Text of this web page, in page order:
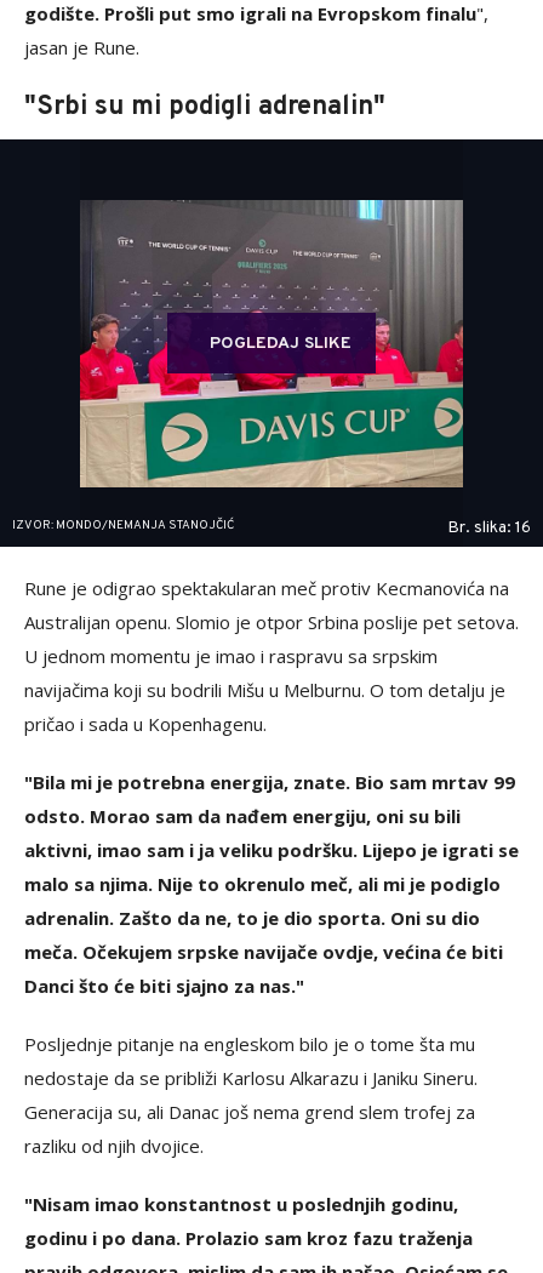
godište. Prošli put smo igrali na Evropskom finalu",
jasan je Rune.
"Srbi su mi podigli adrenalin"
POGLEDAJ SLIKE
IZVOR: MONDO/NEMANJA STANOJČIĆ Br. slika: 16
Rune je odigrao spektakularan meč protiv Kecmanovića na
Australijan openu. Slomio je otpor Srbina poslije pet setova.
U jednom momentu je imao i raspravu sa srpskim
navijačima koji su bodrili Mišu u Melburnu. O tom detalju je
pričao i sada u Kopenhagenu.
"Bila mi je potrebna energija, znate. Bio sam mrtav 99
odsto. Morao sam da nađem energiju, oni su bili
aktivni, imao sam i ja veliku podršku. Lijepo je igrati se
malo sa njima. Nije to okrenulo meč, ali mi je podiglo
adrenalin. Zašto da ne, to je dio sporta. Oni su dio
meča. Očekujem srpske navijače ovdje, većina će biti
Danci što će biti sjajno za nas."
Posljednje pitanje na engleskom bilo je o tome šta mu
nedostaje da se približi Karlosu Alkarazu i Janiku Sineru.
Generacija su, ali Danac još nema grend slem trofej za
razliku od njih dvojice.
"Nisam imao konstantnost u poslednjih godinu,
godinu i po dana. Prolazio sam kroz fazu traženja